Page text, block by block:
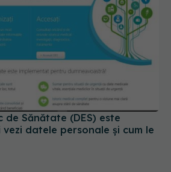
de Sănătate (DES) este
datele personale și cum le